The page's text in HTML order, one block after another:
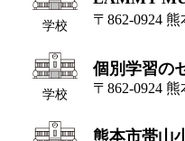
学校 〒862-0924
学校
個別学習の
〒862-0924
熊本市帯山